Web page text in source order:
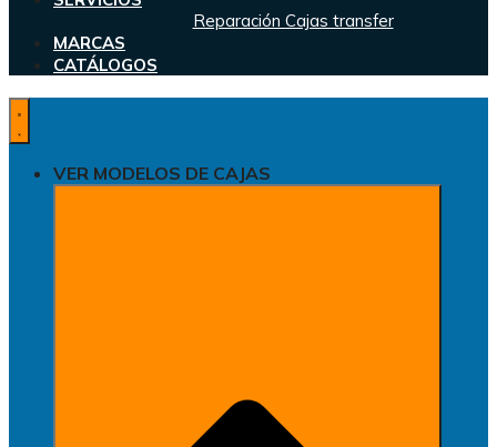
Reparación Cajas transfer
MARCAS
CATÁLOGOS
VER MODELOS DE CAJAS